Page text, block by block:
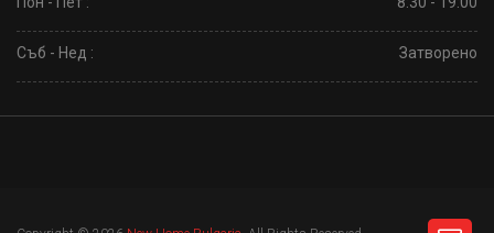
Съб - Нед : Затворено